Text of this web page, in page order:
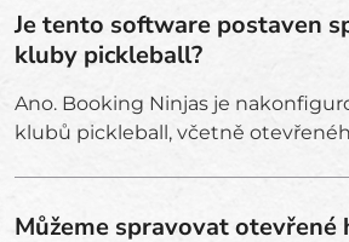
Je tento software postaven
kluby pickleball?
Ano. Booking Ninjas je
klubů pickleball, včetně
Můžeme spravovat otevřené